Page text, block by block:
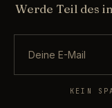
Werde Teil des
KEIN